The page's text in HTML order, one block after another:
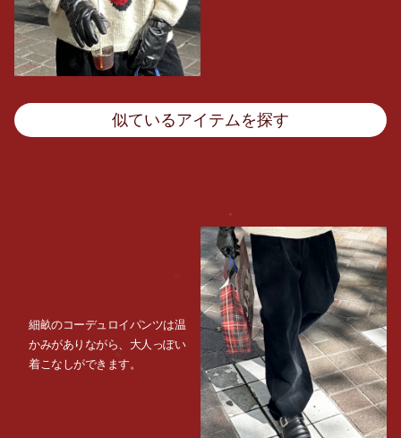
似ているアイテムを探す
細畝のコーデュロイパンツは温
かみがありながら、大人っぽい
着こなしができます。